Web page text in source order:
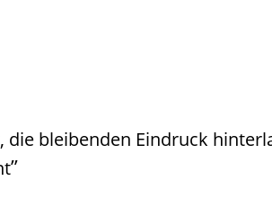
bleibenden Eindruck
”